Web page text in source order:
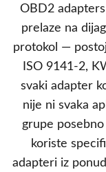
OBD2
prelaze na
protokol —
ISO 9141-2,
svaki adapter
nije ni svaka
grupe
koriste
adapteri iz